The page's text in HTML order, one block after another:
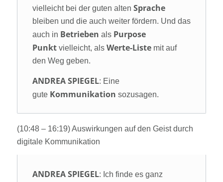
vielleicht bei der guten alten Sprache
bleiben und die auch weiter fördern. Und das
auch in Betrieben als Purpose
Punktvielleicht, als Werte-Listemit auf
den Weg geben.
ANDREA SPIEGEL: Eine
gute Kommunikation sozusagen.
(10:48 – 16:19) Auswirkungen auf den Geist durch
digitale Kommunikation
ANDREA SPIEGEL: Ich finde es ganz